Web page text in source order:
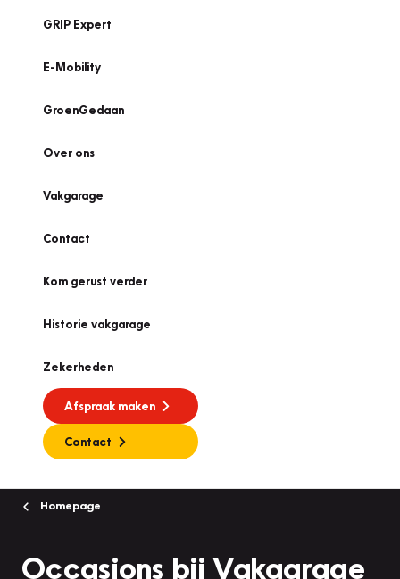
GRIP Expert
E-Mobility
GroenGedaan
Over ons
Vakgarage
Contact
Kom gerust verder
Historie vakgarage
Zekerheden
Afspraak maken
Contact
Homepage
Occasions bij Vakgarage